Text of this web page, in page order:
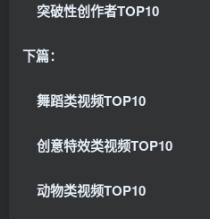
突破性创作者TOP10
下篇：
舞蹈类视频TOP10
创意特效类视频TOP10
动物类视频TOP10